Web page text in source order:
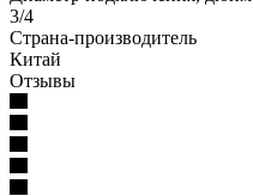
3/4
Страна-производитель
Китай
Отзывы